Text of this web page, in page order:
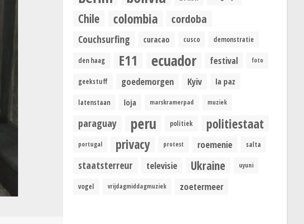
Chile colombia cordoba
Couchsurfing curacao cusco demonstratie
den haag E11 ecuador festival foto
geekstuff goedemorgen Kyiv la paz
latenstaan loja marskramerpad muziek
paraguay peru politiek politiestaat
portugal privacy protest roemenie salta
staatsterreur televisie Ukraine uyuni
vogel vrijdagmiddagmuziek zoetermeer